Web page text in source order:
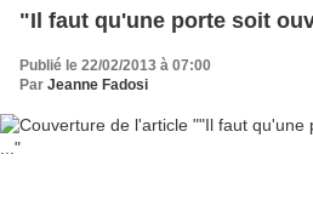
"Il faut qu'une porte soit
Publié le 22/02/2013 à 07:00
Par Jeanne Fadosi